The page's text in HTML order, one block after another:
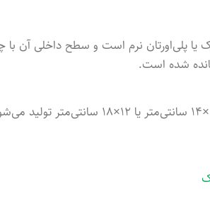
یا پلی‌اورتان نرم است و سطح داخلی‌
شده است.
این چسب‌ها در اندازه‌های مختلف، معمولاً